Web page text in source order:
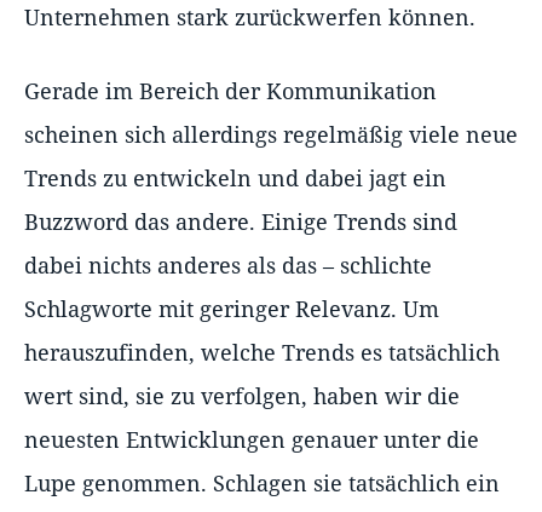
Unternehmen stark zurückwerfen können.
Gerade im Bereich der Kommunikation
scheinen sich allerdings regelmäßig viele neue
Trends zu entwickeln und dabei jagt ein
Buzzword das andere. Einige Trends sind
dabei nichts anderes als das – schlichte
Schlagworte mit geringer Relevanz. Um
herauszufinden, welche Trends es tatsächlich
wert sind, sie zu verfolgen, haben wir die
neuesten Entwicklungen genauer unter die
Lupe genommen. Schlagen sie tatsächlich ein